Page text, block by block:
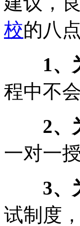
校的八
1、
程中不
2、
一对一
3、
试制度